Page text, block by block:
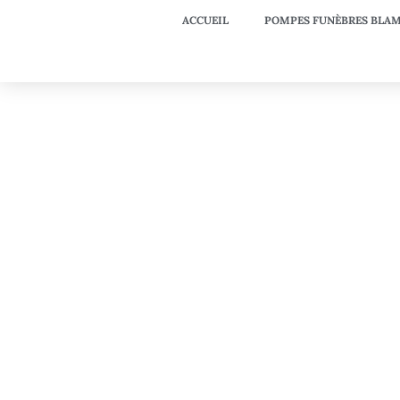
ACCUEIL POMPES FUNÈBRES